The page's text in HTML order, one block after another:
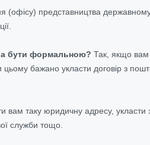
(офісу) представництва
бути формальною? Так, якщо вам
бажано укласти договір з
вам таку юридичну адресу, укласти
служби тощо.